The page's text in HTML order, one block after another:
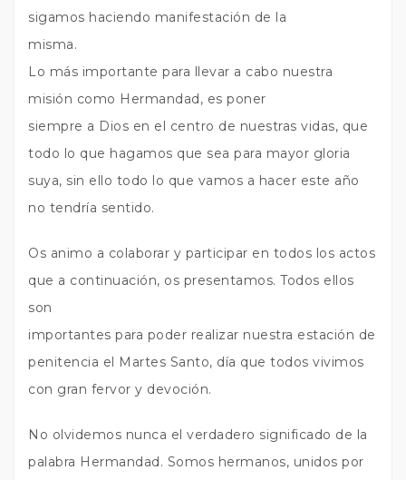
sigamos haciendo manifestación de la
misma.
Lo más importante para llevar a cabo nuestra
misión como Hermandad, es poner
siempre a Dios en el centro de nuestras vidas, que
todo lo que hagamos que sea para mayor gloria
suya, sin ello todo lo que vamos a hacer este año
no tendría sentido.
Os animo a colaborar y participar en todos los actos
que a continuación, os presentamos. Todos ellos
son
importantes para poder realizar nuestra estación de
penitencia el Martes Santo, día que todos vivimos
con gran fervor y devoción.
No olvidemos nunca el verdadero significado de la
palabra Hermandad. Somos hermanos, unidos por